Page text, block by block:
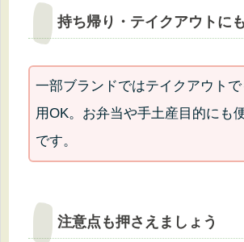
持ち帰り・テイクアウトに
一部ブランドではテイクアウトで
用OK。お弁当や手土産目的にも
です。
注意点も押さえましょう